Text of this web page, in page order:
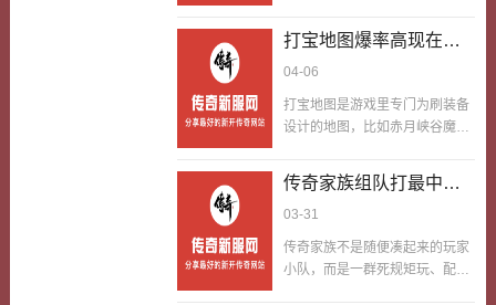
心，一直想提升自己的输出。后来我在一次闯副本
的时候，爆到了一顶道盔，佩戴之后，我发现自己
的输出水平有了贼大的提升，这才知道，道盔…
备，是玩家比战力高低的热门地
点。很多玩家不知道战神堂在
哪，其实闯它PK，在里面每天都
有无数人在盟重通过战神NPC传
送到这比高低，我当年每天都在
积分换了战神手镯，战力一下涨
了不少。第一次闯战神堂，我在
一进去就被个高战力玩家秒了，
后来才知道要找战力相近的比高
打宝地图爆率高现在玩
家们在里面玩的时候要
04-06
打宝地图是游戏里专门为刷装备
设计的地图，比如赤月峡谷魔龙
地图高50%，能出赤月套装魔龙
武器等稀有装备。但因为爆率
高，玩家也多，现在玩家们在里
面玩的时候，要注意抢BOSS的
时机比如记住BOSS刷新时间、
传奇家族组队打最中心
力量因为玩家了解的话
03-31
传奇家族不是随便凑起来的玩家
小队，而是一群死规矩玩、配合